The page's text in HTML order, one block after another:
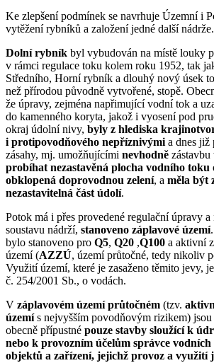
Ke zlepšení podmínek se navrhuje Územní i
vytěžení rybníků a založení jedné další nádrže.
Dolní rybník byl vybudován na místě louky
v rámci regulace toku kolem roku 1952, tak
Středního, Horní rybník a dlouhý nový úsek
než přírodou původně vytvořené, stopě.
že úpravy, zejména napřimující vodní tok a
do kamenného koryta, jakož i vyosení pod
okraj údolní nivy, byly z hlediska
i protipovodňového nepříznivými a dnes již
zásahy, mj. umožňujícími nevhodně
probíhat nezastavěná plocha vodního toku
obklopená doprovodnou zelení, a měla být
nezastavitelná část údolí.
Potok má i přes provedené regulační úpravy
soustavu nádrží, stanoveno záplavové území
bylo stanoveno pro Q5, Q20 ,Q100 a aktivní
území (AZZÚ, území průtočné, tedy nikoliv
Využití území, které je zasaženo těmito jevy,
č. 254/2001 Sb., o vodách.
V záplavovém území průtočném (tzv.
územís nejvyšším povodňovým rizikem)
obecně přípustné pouze stavby sloužící k
nebo k provozním účelům správce
objektů a zařízení, jejichž provoz a využití